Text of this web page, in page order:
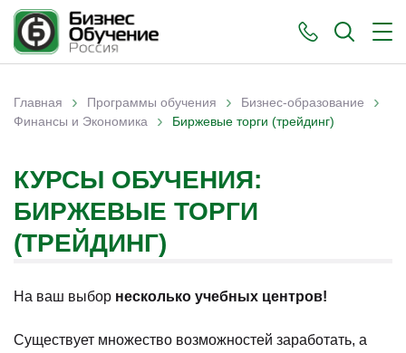
Вы здесь
Главная › Программы обучения › Бизнес-образование ›
Финансы и Экономика › Биржевые торги (трейдинг)
КУРСЫ ОБУЧЕНИЯ:
БИРЖЕВЫЕ ТОРГИ
(ТРЕЙДИНГ)
На ваш выбор несколько учебных центров!
Существует множество возможностей заработать, а